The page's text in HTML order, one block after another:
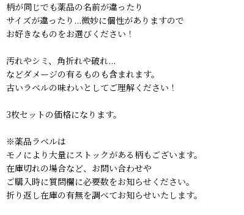
柄が同じでも薬品の名前が違ったり
サイズが違ったり...微妙に個性がありますので
お好きなものをお選びください！
汚れやシミ、角折れや破れ...
などダメージの有るものも含まれます。
古いラベルの味わいとしてご理解ください！
3枚セットの価格になります。
※薬品ラベルは
モノにより大量にストックがある柄もございます。
在庫切れの場合など、お問い合わせや
ご購入時に質問欄に必要数をお知らせください。
折り返し在庫の有無を調べてお知らせいたします。